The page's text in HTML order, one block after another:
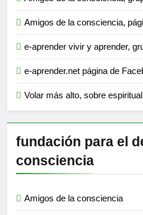
Amigos de la consciencia,
e-aprender vivir y aprender,
e-aprender.net página de
Volar más alto, sobre
fundación para el
consciencia
Amigos de la consciencia